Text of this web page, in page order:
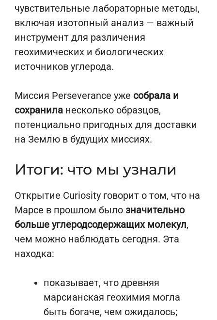
чувствительные лабораторные методы,
включая изотопный анализ — важный
инструмент для различения
геохимических и биологических
источников углерода.
Миссия Perseverance уже собрала и
сохранила несколько образцов,
потенциально пригодных для доставки
на Землю в будущих миссиях.
Итоги: что мы узнали
Открытие Curiosity говорит о том, что на
Марсе в прошлом было значительно
больше углеродсодержащих молекул,
чем можно наблюдать сегодня. Эта
находка:
показывает, что древняя
марсианская геохимия могла
быть богаче, чем ожидалось;